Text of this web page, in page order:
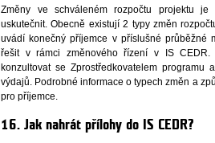
Změny ve schváleném rozpočtu projektu
uskutečnit. Obecně existují 2 typy změn
uvádí konečný příjemce v příslušné průběžné
řešit v rámci změnového řízení v IS
konzultovat se Zprostředkovatelem
výdajů. Podrobné informace o typech změn a
pro příjemce.
16. Jak nahrát přílohy do IS CEDR?